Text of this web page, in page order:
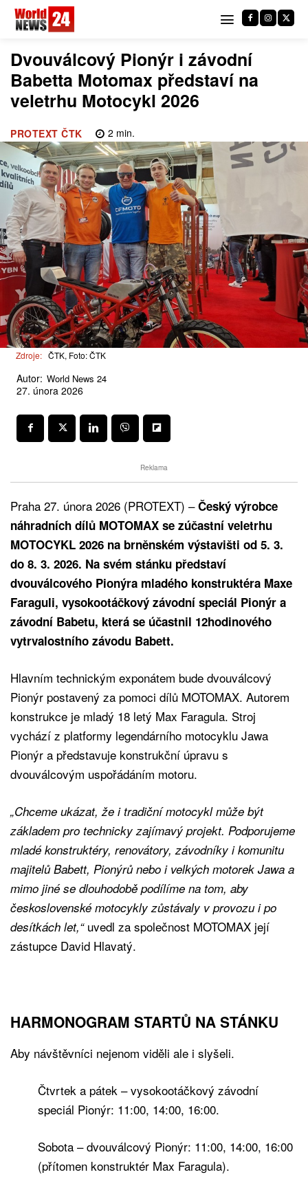
Dvouválcový Pionýr i závodní
Babetta Motomax představí na
veletrhu Motocykl 2026
PROTEXT ČTK 2 min.
Zdroje: ČTK, Foto: ČTK
Autor: World News 24
27. února 2026
Reklama
Praha 27. února 2026 (PROTEXT) –Český výrobce
náhradních dílů MOTOMAX se zúčastní veletrhu
MOTOCYKL 2026 na brněnském výstavišti od 5. 3.
do 8. 3. 2026. Na svém stánku představí
dvouválcového Pionýra mladého konstruktéra Maxe
Faraguli, vysokootáčkový závodní speciál Pionýr a
závodní Babetu, která se účastnil 12hodinového
vytrvalostního závodu Babett.
Hlavním technickým exponátem bude dvouválcový
Pionýr postavený za pomoci dílů MOTOMAX. Autorem
konstrukce je mladý 18 letý Max Faragula. Stroj
vychází z platformy legendárního motocyklu Jawa
Pionýr a představuje konstrukční úpravu s
dvouválcovým uspořádáním motoru.
„Chceme ukázat, že i tradiční motocykl může být
základem pro technicky zajímavý projekt. Podporujeme
mladé konstruktéry, renovátory, závodníky i komunitu
majitelů Babett, Pionýrů nebo i velkých motorek Jawa a
mimo jiné se dlouhodobě podílíme na tom, aby
československé motocykly zůstávaly v provozu i po
desítkách let,“uvedl za společnost MOTOMAX její
zástupce David Hlavatý.
HARMONOGRAM STARTŮ NA STÁNKU
Aby návštěvníci nejenom viděli ale i slyšeli.
Čtvrtek a pátek – vysokootáčkový závodní
speciál Pionýr: 11:00, 14:00, 16:00.
Sobota – dvouválcový Pionýr: 11:00, 14:00, 16:00
(přítomen konstruktér Max Faragula).